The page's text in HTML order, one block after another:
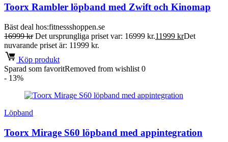
Toorx Rambler löpband med Zwift och Kinomap
Bäst deal hos:fitnessshoppen.se
16999kr Det ursprungliga priset var: 16999 kr.11999 krDet
nuvarande priset är: 11999 kr.
Köp produkt
Sparad som favoritRemoved from wishlist 0
- 13%
Löpband
Toorx Mirage S60 löpband med appintegration